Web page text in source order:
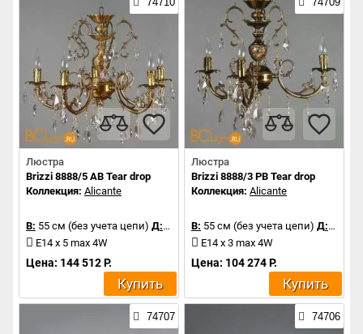
Люстра
Brizzi 8888/5 AB Tear drop
Коллекция: Alicante
В: 55 см (без учета цепи) Д:72 см
E14 x 5 max 4W
Цена: 144 512 Р.
Купить
Люстра
Brizzi 8888/3 PB Tear drop
Коллекция: Alicante
В: 55 см (без учета цепи) Д:70 см
E14 x 3 max 4W
Цена: 104 274 Р.
Купить
74707 74706